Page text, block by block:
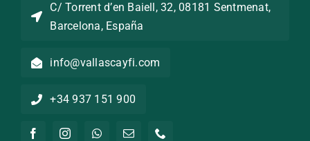
C/ Torrent d’en Baiell, 32, 08181 Sentmenat,
Barcelona, España
info@vallascayfi.com
+34 937 151 900